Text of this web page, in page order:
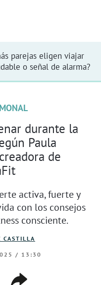
parejas eligen viajar
o señal de alarma?
durante la
Paula
de
activa, fuerte y
con los consejos
consciente.
CASTILLA
/ 13:30
compartir